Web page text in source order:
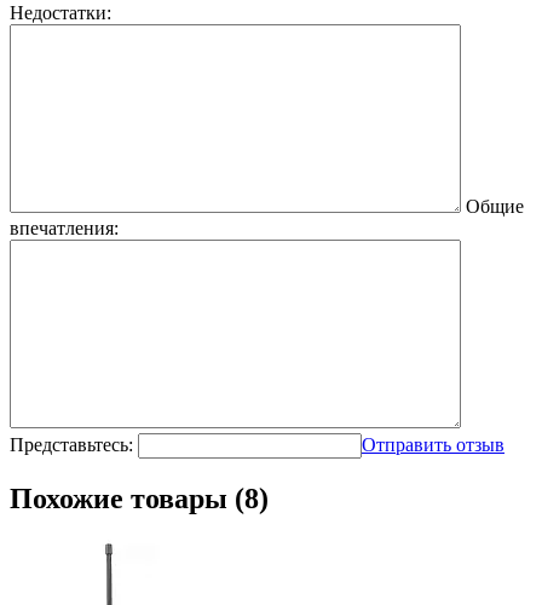
Недостатки:
Общие
впечатления:
Представьтесь: Отправить отзыв
Похожие товары (8)